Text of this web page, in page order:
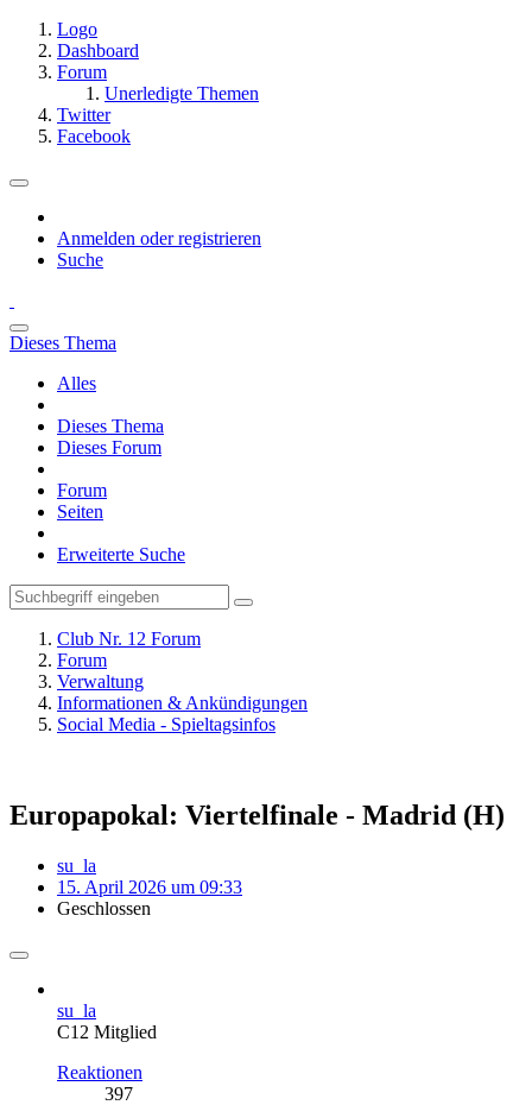
Logo
Dashboard
Forum
Unerledigte Themen
Twitter
Facebook
Anmelden oder registrieren
Suche
Dieses Thema
Alles
Dieses Thema
Dieses Forum
Forum
Seiten
Erweiterte Suche
Club Nr. 12 Forum
Forum
Verwaltung
Informationen & Ankündigungen
Social Media - Spieltagsinfos
Europapokal: Viertelfinale - Madrid (H)
su_la
15. April 2026 um 09:33
Geschlossen
su_la
C12 Mitglied
Reaktionen
397